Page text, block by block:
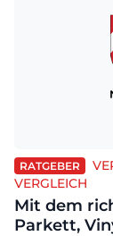
RATGEBER
VERGLEICH
Mit dem
Parkett,